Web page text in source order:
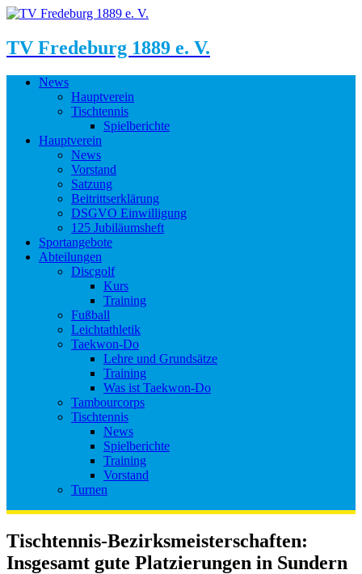
TV Fredeburg 1889 e. V.
News
Hauptverein
Tischtennis
Spielberichte
Hauptverein
News
Vorstand
Satzung
Beitrittserklärung
DSGVO Einwilligung
125 Jubiläumsheft
Sportangebote
Abteilungen
Discgolf
Kurs
Training
Fußball
Leichtathletik
Taekwon-Do
Lehre und Grundsätze
Training
Was ist Taekwon-Do
Tambourcorps
Tischtennis
News
Spielberichte
Training
Vorstand
Turnen
Tischtennis-Bezirksmeisterschaften:
Insgesamt gute Platzierungen in Sundern